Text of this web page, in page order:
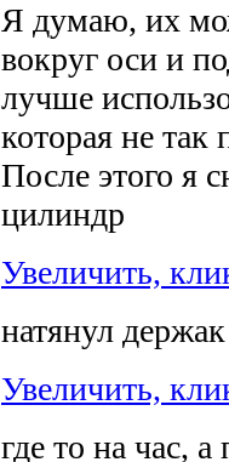
Я думаю, их
вокруг оси и
лучше
которая не так
После этого я
цилиндр
Увеличить,
натянул
Увеличить,
где то на час,